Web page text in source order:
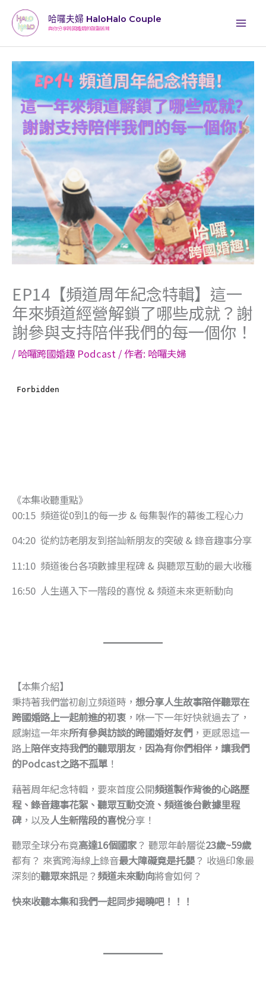
哈囉夫婦 HaloHalo Couple
與你分享跨國婚姻的酸甜苦辣
EP14【頻道周年紀念特輯】這一
年來頻道經營解鎖了哪些成就？謝
謝參與支持陪伴我們的每一個你！
/ 哈囉跨國婚趣 Podcast / 作者: 哈囉夫婦
《本集收聽重點》
00:15 頻道從0到1的每一步 & 每集製作的幕後工程心力
04:20 從約訪老朋友到搭訕新朋友的突破 & 錄音趣事分享
11:10 頻道後台各項數據里程碑 & 與聽眾互動的最大收穫
16:50 人生邁入下一階段的喜悅 & 頻道未來更新動向
【本集介紹】
秉持著我們當初創立頻道時， 想分享人生故事陪伴聽眾在
跨國婚路上一起前進的初衷 ，咻一下一年好快就過去了，
感謝這一年來所有參與訪談的跨國婚好友們，更感恩這一
路上陪伴支持我們的聽眾朋友， 因為有你們相伴，讓我們
的Podcast之路不孤單 ！
藉著周年紀念特輯，要來首度公開頻道製作背後的心路歷
程、錄音趣事花絮、聽眾互動交流、頻道後台數據里程
碑，以及人生新階段的喜悅分享！
聽眾全球分布竟高達16個國家？ 聽眾年齡層從23歲~59歲
都有？ 來賓跨海線上錄音最大障礙竟是托嬰？ 收過印象最
深刻的聽眾來訊是？頻道未來動向將會如何？
快來收聽本集和我們一起同步揭曉吧！！！